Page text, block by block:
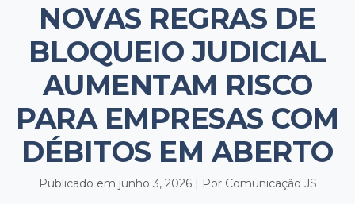
NOVAS REGRAS DE
BLOQUEIO JUDICIAL
AUMENTAM RISCO
PARA EMPRESAS COM
DÉBITOS EM ABERTO
Publicado em junho 3, 2026 | Por Comunicação JS